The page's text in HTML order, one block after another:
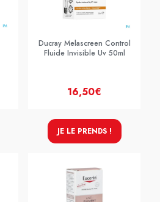
Ducray Melascreen Control
Fluide Invisible Uv 50ml
16,50€
JE LE PRENDS !